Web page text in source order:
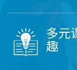
多元
趣